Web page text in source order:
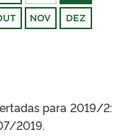
NOV DEZ
para 2019/2:
2019.